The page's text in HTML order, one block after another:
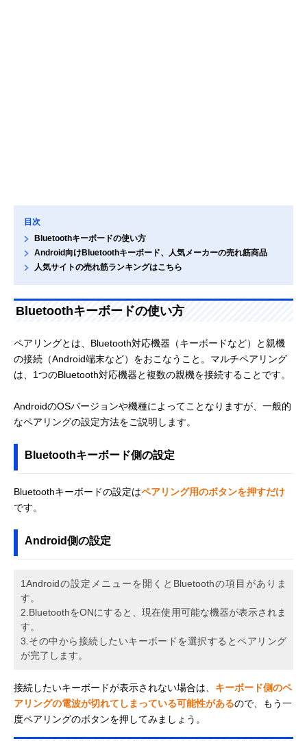
目次
Bluetoothキーボードの使い方
Android向けBluetoothキーボード、人気メーカーの売れ筋商品
人気サイトの売れ筋ランキングはこちら
Bluetoothキーボードの使い方
ペアリングとは、Bluetooth対応機器（キーボードなど）と親機
の接続（Android端末など）をおこなうこと。マルチペアリング
は、1つのBluetooth対応機器と複数の親機を接続することです。
AndroidのOSバージョンや機種によってことなりますが、一般的
なペアリングの設定方法をご説明します。
Bluetoothキーボード側の設定
Bluetoothキーボードの設定はペアリング用のボタンを押すだけ
です。
Android側の設定
1Androidの設定メニューを開くとBluetoothの項目がありま
す。
2.BluetoothをONにすると、現在使用可能な機器が表示されま
す。
3.その中から接続したいキーボードを選択するとペアリング
が完了します。
接続したいキーボードが表示されない場合は、 キーボード側のペ
アリングの電波が切れてしまっている可能性があるので、もう一
度ペアリングのボタンを押してみましょう。